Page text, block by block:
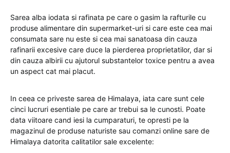
Sarea alba iodata si rafinata pe care o gasim la rafturile cu
produse alimentare din supermarket-uri si care este cea mai
consumata sare nu este si cea mai sanatoasa din cauza
rafinarii excesive care duce la pierderea proprietatilor, dar si
din cauza albirii cu ajutorul substantelor toxice pentru a avea
un aspect cat mai placut.
In ceea ce priveste sarea de Himalaya, iata care sunt cele
cinci lucruri esentiale pe care ar trebui sa le cunosti. Poate
data viitoare cand iesi la cumparaturi, te opresti pe la
magazinul de produse naturiste sau comanzi online sare de
Himalaya datorita calitatilor sale excelente: